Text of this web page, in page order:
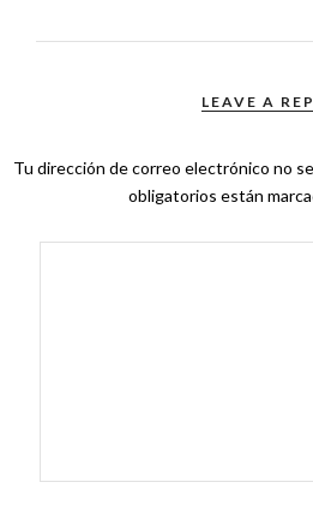
LEAVE A
Tu dirección de correo electrónico no
obligatorios están